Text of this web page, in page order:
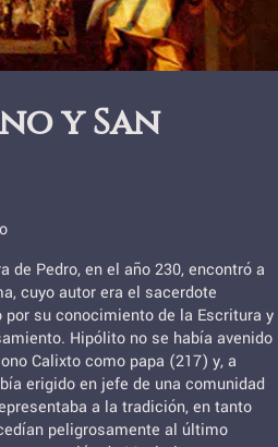
y San
de Pedro, en el año 230, encontró a
cuyo autor era el sacerdote
su conocimiento de la Escritura y
Hipólito no se había avenido
Calixto como papa (217) y, a
erigido en jefe de una comunidad
a la tradición, en tanto
peligrosamente al último